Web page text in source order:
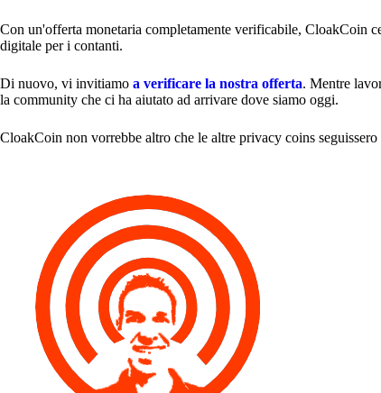
Con un'offerta monetaria completamente verificabile, CloakCoin
digitale per i contanti.
Di nuovo, vi invitiamo a verificare la nostra offerta. Mentre
la community che ci ha aiutato ad arrivare dove siamo oggi.
CloakCoin non vorrebbe altro che le altre privacy coins